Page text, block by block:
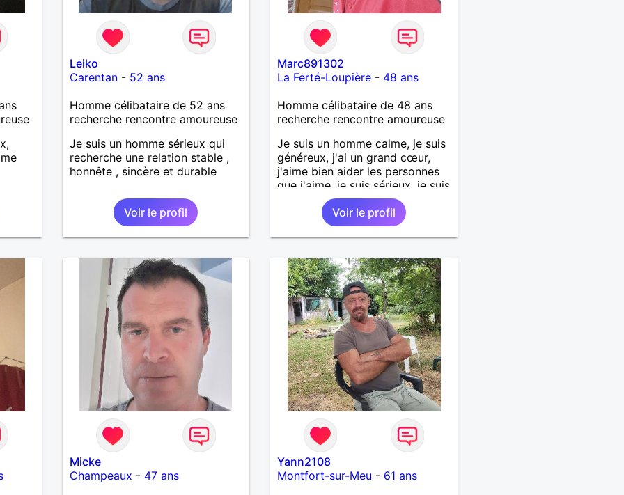
Leiko
Carentan- 52 ans
Homme célibataire de 52 ans
recherche rencontre amoureuse
Je suis un homme sérieux qui
recherche une relation stable ,
honnête , sincère et durable
Voir le profil
Marc891302
La Ferté-Loupière - 48 ans
Homme célibataire de 48 ans
recherche rencontre amoureuse
Je suis un homme calme, je suis
généreux, j'ai un grand cœur,
j'aime bien aider les personnes
que j'aime, je suis sérieux, je suis
sincère, je suis honnête, j'aime
pas qu'on joue avec moi et
j'aime pas les mensonges. Je
cherche une relation amoureuse
Voir le profil
Micke
Champeaux - 47 ans
Yann2108
Montfort-sur-Meu - 61 ans